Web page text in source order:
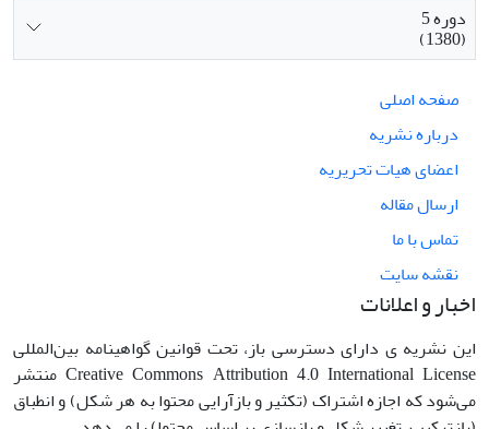
دوره 5
(1380)
صفحه اصلی
درباره نشریه
اعضای هیات تحریریه
ارسال مقاله
تماس با ما
نقشه سایت
اخبار و اعلانات
این نشریه ی دارای دسترسی باز، تحت قوانین گواهینامه بین‌المللی
Creative Commons Attribution 4.0 International License منتشر
می‌شود که اجازه اشتراک (تکثیر و بازآرایی محتوا به هر شکل) و انطباق